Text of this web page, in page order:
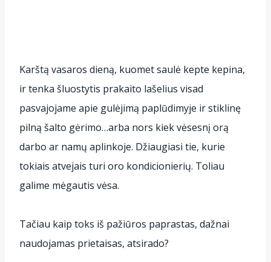
Karštą vasaros dieną, kuomet saulė kepte kepina,
ir tenka šluostytis prakaito lašelius visad
pasvajojame apie gulėjimą paplūdimyje ir stiklinę
pilną šalto gėrimo…arba nors kiek vėsesnį orą
darbo ar namų aplinkoje. Džiaugiasi tie, kurie
tokiais atvejais turi oro kondicionierių. Toliau
galime mėgautis vėsa.
Tačiau kaip toks iš pažiūros paprastas, dažnai
naudojamas prietaisas, atsirado?